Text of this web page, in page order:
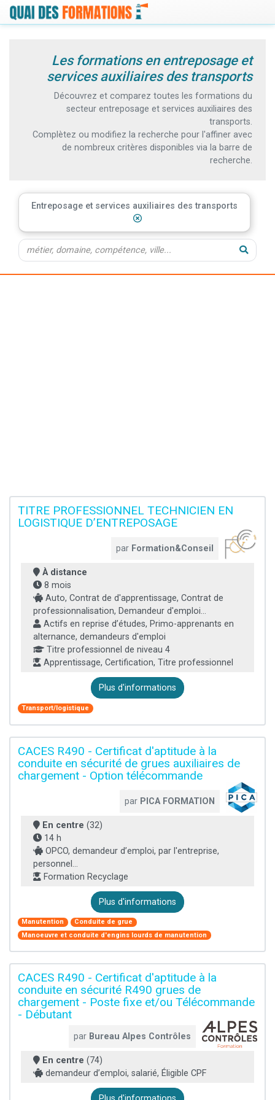
Les formations en entreposage et
services auxiliaires des transports
Découvrez et comparez toutes les formations du
secteur entreposage et services auxiliaires des
transports.
Complètez ou modifiez la recherche pour l'affiner avec
de nombreux critères disponibles via la barre de
recherche.
Entreposage et services auxiliaires des transports
TITRE PROFESSIONNEL TECHNICIEN EN
LOGISTIQUE D’ENTREPOSAGE
par Formation&Conseil
À distance
8 mois
Auto, Contrat de d'apprentissage, Contrat de
professionnalisation, Demandeur d'emploi...
Actifs en reprise d’études, Primo-apprenants en
alternance, demandeurs d'emploi
Titre professionnel de niveau 4
Apprentissage, Certification, Titre professionnel
Plus d'informations
Transport/logistique
CACES R490 - Certificat d'aptitude à la
conduite en sécurité de grues auxiliaires de
chargement - Option télécommande
par PICA FORMATION
En centre (32)
14 h
OPCO, demandeur d’emploi, par l'entreprise,
personnel...
Formation Recyclage
Plus d'informations
Manutention
Conduite de grue
Manoeuvre et conduite d'engins lourds de manutention
CACES R490 - Certificat d'aptitude à la
conduite en sécurité R490 grues de
chargement - Poste fixe et/ou Télécommande
- Débutant
par Bureau Alpes Contrôles
En centre (74)
demandeur d’emploi, salarié, Éligible CPF